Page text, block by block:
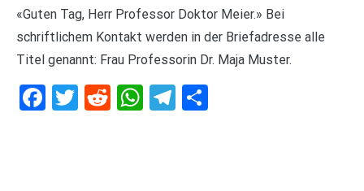
«Guten Tag, Herr Professor Doktor Meier.» Bei
schriftlichem Kontakt werden in der Briefadresse alle
Titel genannt: Frau Professorin Dr. Maja Muster.
Facebook
Twitter
RedditWhatsApp
Telegram